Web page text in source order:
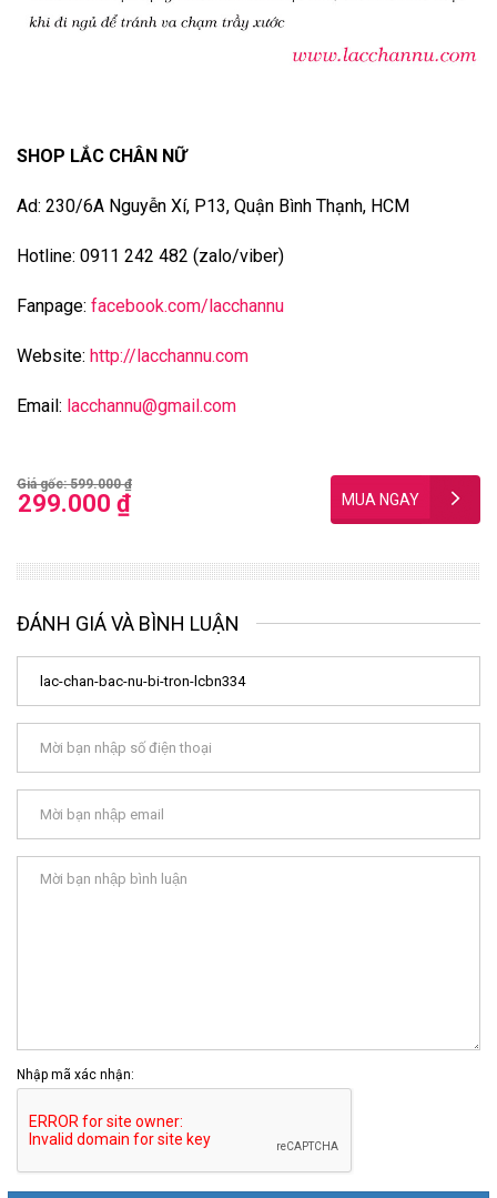
SHOP LẮC CHÂN NỮ
Ad: 230/6A Nguyễn Xí, P13, Quận Bình Thạnh, HCM
Hotline: 0911 242 482 (zalo/viber)
Fanpage: facebook.com/lacchannu
Website: http://lacchannu.com
Email: lacchannu@gmail.com
Giá gốc: 599.000 ₫
299.000 ₫
ĐÁNH GIÁ VÀ BÌNH LUẬN
Nhập mã xác nhận: